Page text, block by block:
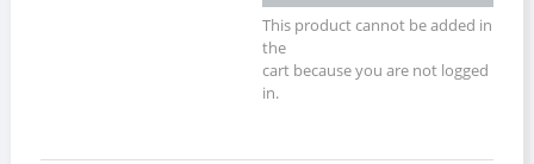
This product cannot be added in
the
cart because you are not logged
in.